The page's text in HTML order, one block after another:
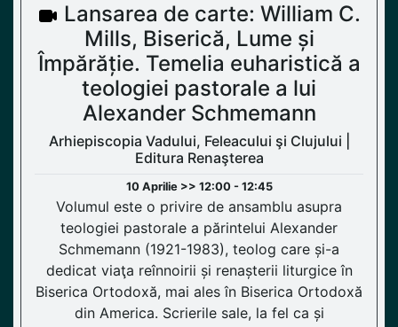
Lansarea de carte: William C.
Mills, Biserică, Lume și
Împărăție. Temelia euharistică a
teologiei pastorale a lui
Alexander Schmemann
Arhiepiscopia Vadului, Feleacului şi Clujului |
Editura Renaşterea
10 Aprilie >> 12:00 - 12:45
Volumul este o privire de ansamblu asupra
teologiei pastorale a părintelui Alexander
Schmemann (1921-1983), teolog care și-a
dedicat viaţa reînnoirii și renașterii liturgice în
Biserica Ortodoxă, mai ales în Biserica Ortodoxă
din America. Scrierile sale, la fel ca și